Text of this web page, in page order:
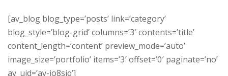
[av_blog blog_type=’posts’ link=’category’
blog_style=’blog-grid’ columns=’3′ contents=’title’
content_length=’content’ preview_mode=’auto’
image_size=’portfolio’ items=’3′ offset=’0′ paginate=’no’
av_uid=’av-io8sjq’]